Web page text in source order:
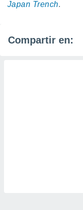
Japan Trench.
Compartir en: